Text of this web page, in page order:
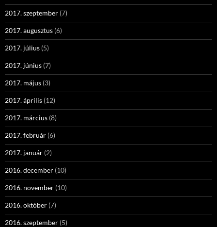
2017. szeptember (7)
2017. augusztus (6)
2017. július (5)
2017. június (7)
2017. május (3)
2017. április (12)
2017. március (8)
2017. február (6)
2017. január (2)
2016. december (10)
2016. november (10)
2016. október (7)
2016. szeptember (5)